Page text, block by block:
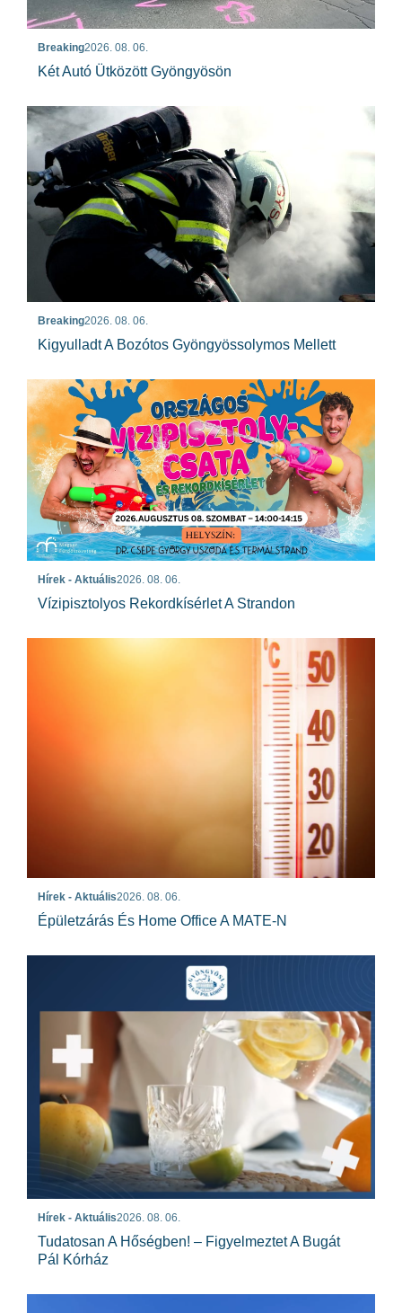
Breaking2026. 08. 06.
Két Autó Ütközött Gyöngyösön
Breaking2026. 08. 06.
Kigyulladt A Bozótos Gyöngyössolymos Mellett
Hírek - Aktuális2026. 08. 06.
Vízipisztolyos Rekordkísérlet A Strandon
Hírek - Aktuális2026. 08. 06.
Épületzárás És Home Office A MATE-N
Hírek - Aktuális2026. 08. 06.
Tudatosan A Hőségben! – Figyelmeztet A Bugát
Pál Kórház